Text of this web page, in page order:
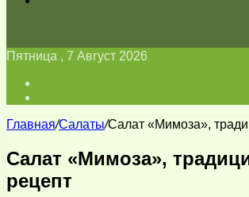
Пятница , 7 Август 2026
Главная/Салаты/Салат «Мимоза»,
Салат «Мимоза»,
рецепт